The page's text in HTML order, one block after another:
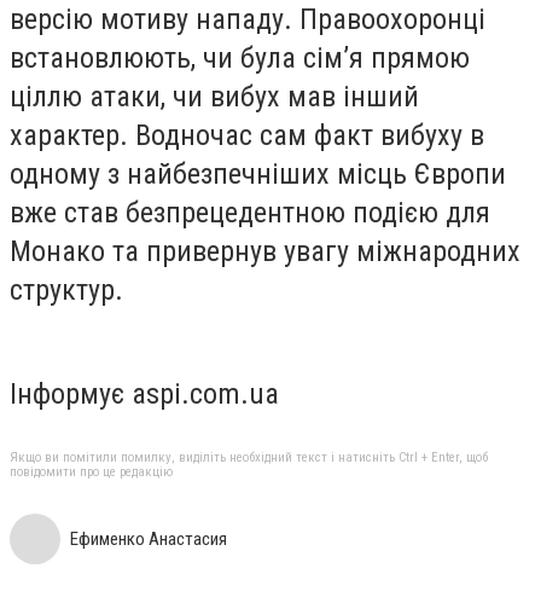
версію мотиву нападу. Правоохоронці
встановлюють, чи була сім’я прямою
ціллю атаки, чи вибух мав інший
характер. Водночас сам факт вибуху в
одному з найбезпечніших місць Європи
вже став безпрецедентною подією для
Монако та привернув увагу міжнародних
структур.
Інформує aspi.com.ua
Якщо ви помітили помилку, виділіть необхідний текст і натисніть Ctrl + Enter, щоб
повідомити про це редакцію
Ефименко Анастасия